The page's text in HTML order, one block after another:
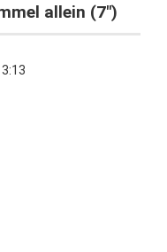
allein (7")